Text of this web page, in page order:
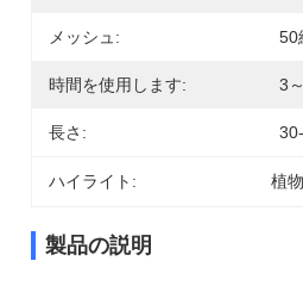
メッシュ: 50
時間を使用します: 3
長さ:
ハイライト: 植
製品の説明